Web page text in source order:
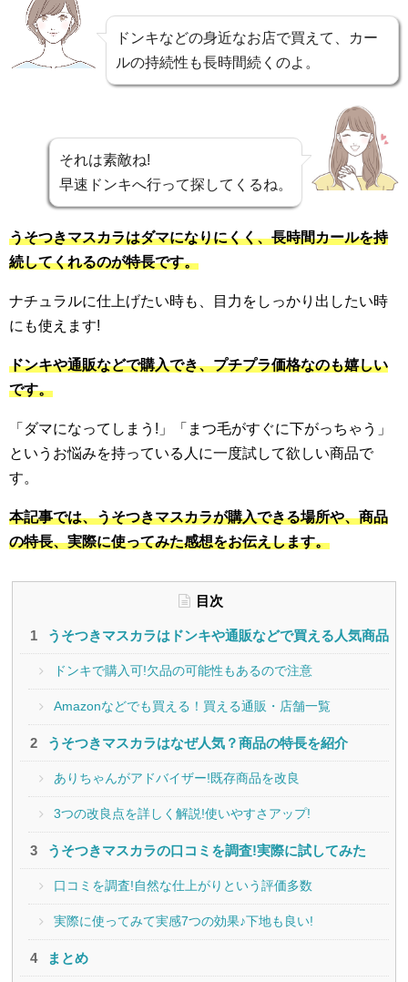
ドンキなどの身近なお店で買えて、カー
ルの持続性も長時間続くのよ。
それは素敵ね!
早速ドンキへ行って探してくるね。
うそつきマスカラはダマになりにくく、長時間カールを持
続してくれるのが特長です。
ナチュラルに仕上げたい時も、目力をしっかり出したい時
にも使えます!
ドンキや通販などで購入でき、プチプラ価格なのも嬉しい
です。
「ダマになってしまう!」「まつ毛がすぐに下がっちゃう」
というお悩みを持っている人に一度試して欲しい商品で
す。
本記事では、うそつきマスカラが購入できる場所や、商品
の特長、実際に使ってみた感想をお伝えします。
目次
うそつきマスカラはドンキや通販などで買える人気商品
ドンキで購入可!欠品の可能性もあるので注意
Amazonなどでも買える！買える通販・店舗一覧
うそつきマスカラはなぜ人気？商品の特長を紹介
ありちゃんがアドバイザー!既存商品を改良
3つの改良点を詳しく解説!使いやすさアップ!
うそつきマスカラの口コミを調査!実際に試してみた
口コミを調査!自然な仕上がりという評価多数
実際に使ってみて実感7つの効果♪下地も良い!
まとめ